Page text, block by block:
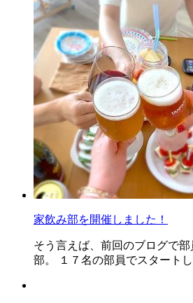
家飲み部を開催しました！
そう言えば、前回のブログで
部。 １７名の部員でスタート